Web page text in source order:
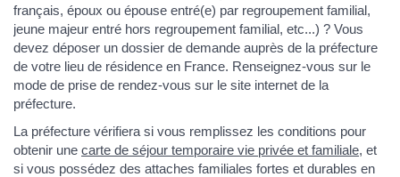
français, époux ou épouse entré(e) par regroupement familial,
jeune majeur entré hors regroupement familial, etc...) ? Vous
devez déposer un dossier de demande auprès de la préfecture
de votre lieu de résidence en France. Renseignez-vous sur le
mode de prise de rendez-vous sur le site internet de la
préfecture.
La préfecture vérifiera si vous remplissez les conditions pour
obtenir une carte de séjour temporaire vie privée et familiale, et
si vous possédez des attaches familiales fortes et durables en